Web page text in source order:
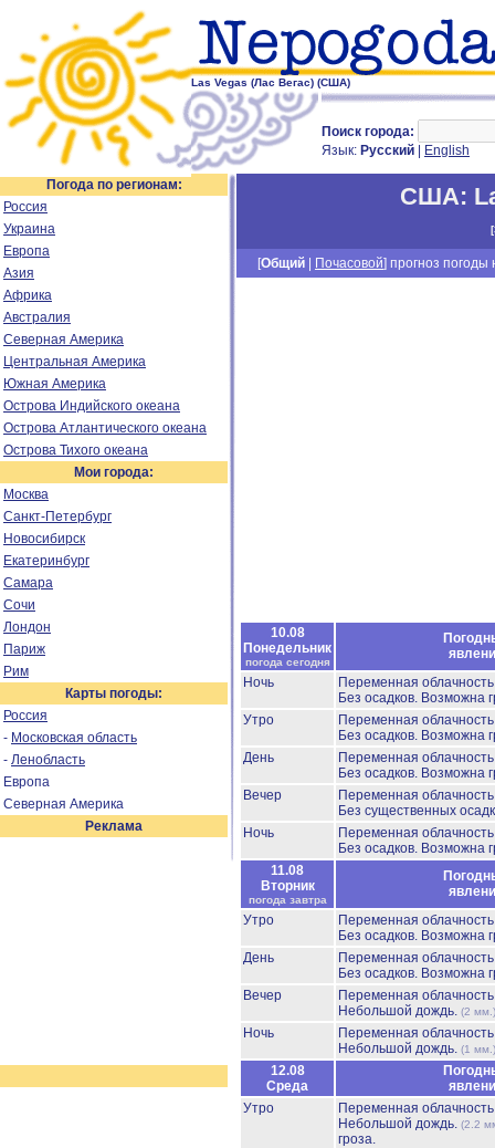
Las Vegas (Лас Вегас) (США)
Поиск города:
Язык: Русский English
Погода по регионам:
Россия
Украина
Европа
Азия
Африка
Австралия
Северная Америка
Центральная Америка
Южная Америка
Острова Индийского океана
Острова Атлантического океана
Острова Тихого океана
Мои города:
Москва
Санкт-Петербург
Новосибирск
Екатеринбург
Самара
Сочи
Лондон
Париж
Рим
Карты погоды:
Россия
- Московская область
- Ленобласть
Европа
Северная Америка
Реклама
США:
[
[Общий Почасовой] прогноз погоды
10.08
Понедельник
погода сегодня
Ночь
Переменная
Без осадков. Возможна
Утро
Переменная
Без осадков. Возможна
День
Переменная облачность
Без осадков. Возможна
Вечер
Переменная
Без существенных
Ночь
Переменная
Без осадков. Возможна
11.08
Вторник
погода завтра
Утро
Переменная
Без осадков. Возможна
День
Переменная
Без осадков. Возможна
Вечер
Переменная
Небольшой дождь. (2 мм.)
Ночь
Переменная
Небольшой дождь. (1 мм.)
12.08
Среда
Утро
Переменная
Небольшой дождь. (2.2
гроза.